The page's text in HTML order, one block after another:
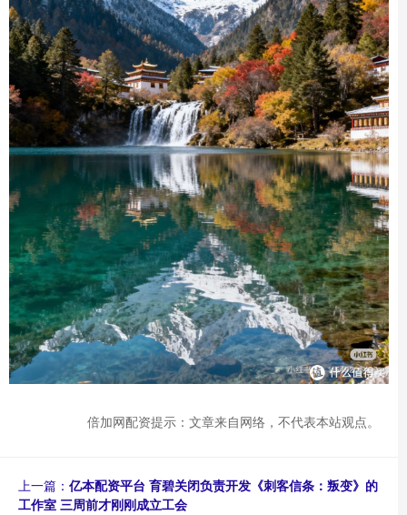
倍加网配资提示：文章来自网络，不代表本站观点。
上一篇： 亿本配资平台 育碧关闭负责开发《刺客信条：叛变》的
工作室 三周前才刚刚成立工会